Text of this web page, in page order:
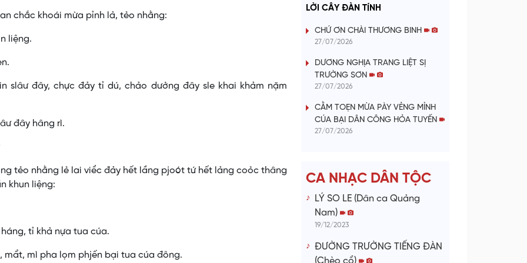
chắc khoái mừa pỉnh lả, tẻo nhằng:
liệng.
slâư đây, chực đảy tỉ dú, chảo dưởng đây sle khai khảm nặm
đây hâng rì.
tẻo nhằng lẻ lai viểc đảy hết lầng pjoót tứ hết lảng coỏc thâng
khun liệng:
tỉ khả nựa tua cúa.
mì pha lọm phjến bại tua cúa đông.
a
y
V
i
d
LỜI CÂY ĐÀN TÍNH
CHỨ ƠN CHÀI THƯƠNG BINH
27/07/2026
DƯƠNG NGHỊA TRANG LIỆT SỊ
TRƯỜNG SƠN
27/07/2026
CẰM TOẸN MỪA PÀY VẺNG MỈNH
CÚA BẠI DÂN CÔNG HỎA TUYẾN
27/07/2026
CA NHẠC DÂN TỘC
LÝ SO LE (Dân ca Quảng
Nam)
19/12/2023
ĐƯỜNG TRƯỜNG TIẾNG ĐÀN